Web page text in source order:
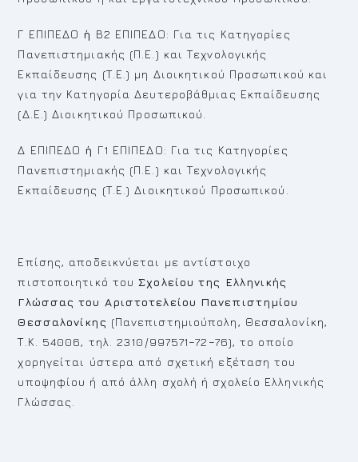
Γ ΕΠΙΠΕΔΟ ή Β2 ΕΠΙΠΕΔΟ: Για τις Κατηγορίες
Πανεπιστημιακής (Π.Ε.) και Τεχνολογικής
Εκπαίδευσης (Τ.Ε.) μη Διοικητικού Προσωπικού και
για την Κατηγορία Δευτεροβάθμιας Εκπαίδευσης
(Δ.Ε.) Διοικητικού Προσωπικού.
Δ ΕΠΙΠΕΔΟ ή Γ1 ΕΠΙΠΕΔΟ: Για τις Κατηγορίες
Πανεπιστημιακής (Π.Ε.) και Τεχνολογικής
Εκπαίδευσης (Τ.Ε.) Διοικητικού Προσωπικού.
Επίσης, αποδεικνύεται με αντίστοιχο
πιστοποιητικό τουΣχολείου της Ελληνικής
Γλώσσας του Αριστοτελείου Πανεπιστημίου
Θεσσαλονίκης (Πανεπιστημιούπολη, Θεσσαλονίκη,
Τ.Κ. 54006, τηλ. 2310/997571−72−76), το οποίο
χορηγείται ύστερα από σχετική εξέταση του
υποψηφίου ή από άλλη σχολή ή σχολείο Ελληνικής
Γλώσσας.